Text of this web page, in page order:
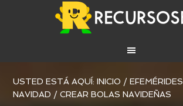
USTED ESTÁ AQUÍ:INICIO / EFEMÉRIDES
NAVIDAD / CREAR BOLAS NAVIDEÑAS